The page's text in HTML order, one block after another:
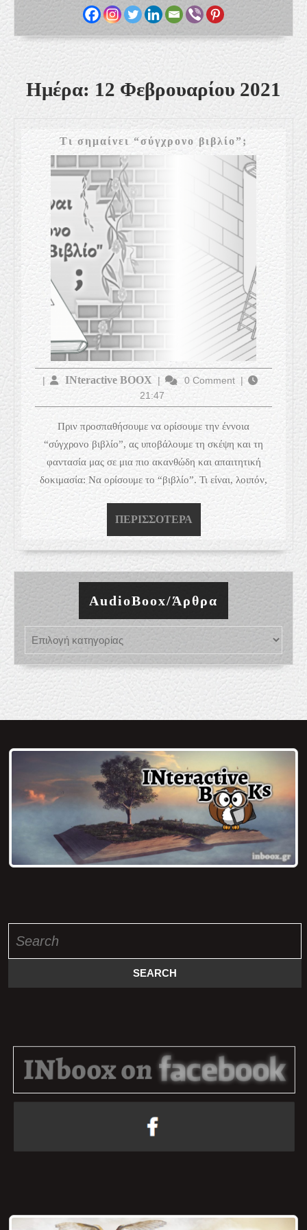
Ημέρα: 12 Φεβρουαρίου 2021
Τι σημαίνει “σύγχρονο βιβλίο”;
Τι
“σύγχρονο
βιβλίο”;
| INteractive BOOX INteractive
BOOX
| 0 Comment |
21:47
Πριν προσπαθήσουμε να ορίσουμε την έννοια
“σύγχρονο βιβλίο”, ας υποβάλουμε τη σκέψη και τη
φαντασία μας σε μια πιο ακανθώδη και απαιτητική
δοκιμασία: Να ορίσουμε το “βιβλίο”. Τι είναι, λοιπόν,
ΠΕΡΙΣΣΌΤΕΡΑ ΠΕΡΙΣΣΌΤΕΡΑ
AudioBoox/Άρθρα
for: